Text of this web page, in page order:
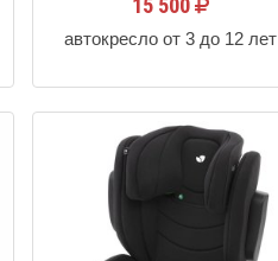
15 500
автокресло от 3 до 12 лет